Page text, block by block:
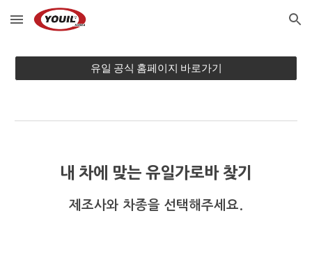
Skip to main content Skip to navigation
유일 공식 홈페이지 바로가기
내 차에 맞는 유일가로바 찾기
제조사와 차종을 선택해주세요.